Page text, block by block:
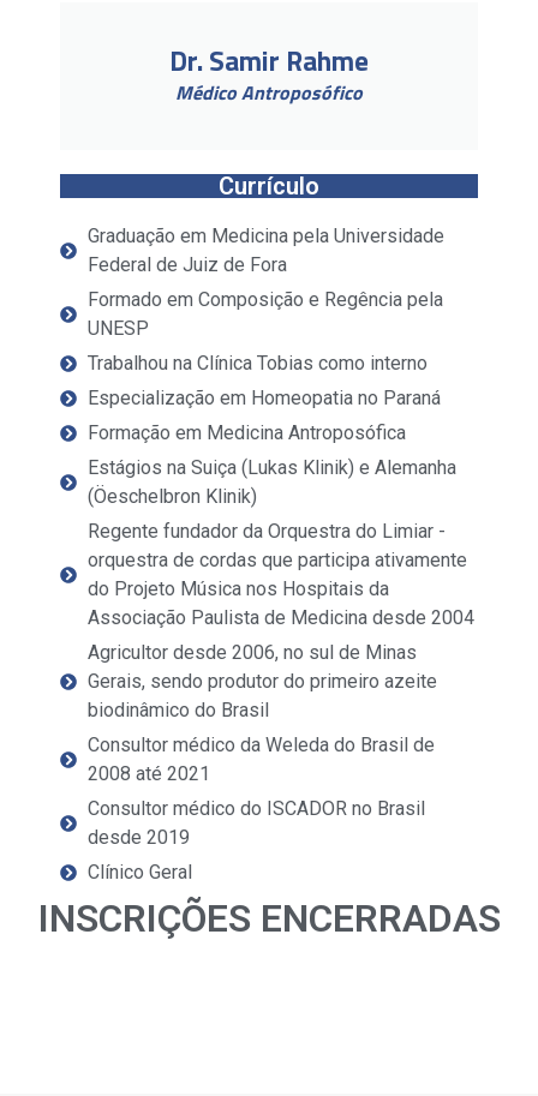
Dr. Samir Rahme
Médico Antroposófico
Currículo
Graduação em Medicina pela Universidade
Federal de Juiz de Fora
Formado em Composição e Regência pela
UNESP
Trabalhou na Clínica Tobias como interno
Especialização em Homeopatia no Paraná
Formação em Medicina Antroposófica
Estágios na Suiça (Lukas Klinik) e Alemanha
(Öeschelbron Klinik)
Regente fundador da Orquestra do Limiar -
orquestra de cordas que participa ativamente
do Projeto Música nos Hospitais da
Associação Paulista de Medicina desde 2004
Agricultor desde 2006, no sul de Minas
Gerais, sendo produtor do primeiro azeite
biodinâmico do Brasil
Consultor médico da Weleda do Brasil de
2008 até 2021
Consultor médico do ISCADOR no Brasil
desde 2019
Clínico Geral
INSCRIÇÕES ENCERRADAS